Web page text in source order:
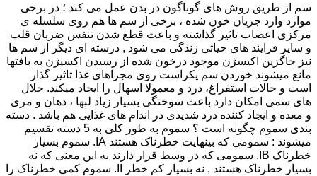
سم از طریق روش های گوناگون در بدن عمل می کند ؛ در برخی
موارد وارد جریان خون شده ، برخی از سم ها هم روی سلسله ی
مرکزی اعصاب تاثیر گذاشته و باعث قطع شدن تنفس ضربان قلب
و سایر فرایند های حیاتی زندگی می شود , درسته ای دیگر از سم ها
نیز جاگزین اکیسژن موجود درخون شده از رسیدن اکسیژن به بافتها
مانع میشوند خوردن سم یکراست روی مجراهای غذا تاثیر گذار
است و حالات استفراغ، درد و معمولا اسهال را ایجاد میکند. حلال
های سمی امکان دارد باعث سوختگی بسیار زیاد لبها ، دهان و مری
و معده و ایجاد کننده درد شدیدی در اندام های غذایی هم باشد . دسته
بندی سموم چگونه است ؟ سموم به طور کلی به 5 دسته تقسیم
میشوند : سمومی که بینهایت خطرناک هستند IA. سموم بسیار
خطرناک IB. سمومی که در وسط قرار دارند به این معنی که نه
بسیار خطرناک هستند , نه بسیار کم خطر II. سموم کمی خطرناک را